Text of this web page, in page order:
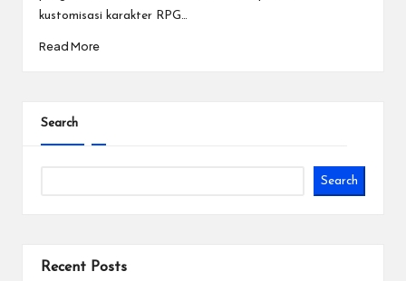
ai
kustomisasi karakter RPG…
Read More
Search
Search
Recent Posts